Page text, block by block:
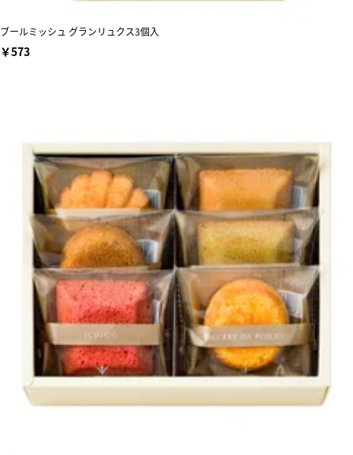
ブールミッシュ グランリュクス3個入
￥573